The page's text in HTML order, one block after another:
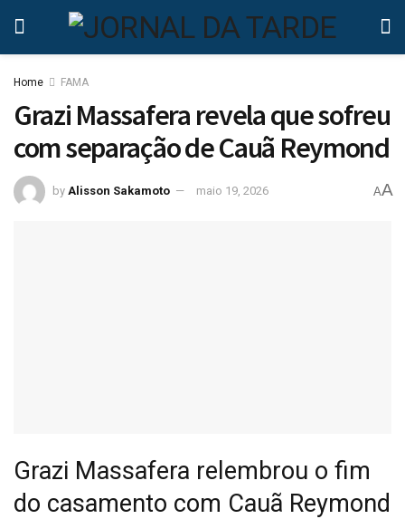
Home FAMA
Grazi Massafera revela que sofreu
com separação de Cauã Reymond
by Alisson Sakamoto maio 19, 2026 AA
Grazi Massafera relembrou o fim
do casamento com Cauã Reymond